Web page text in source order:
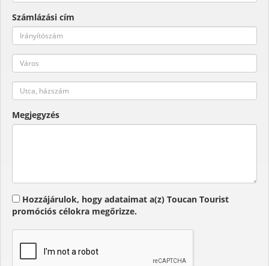
Számlázási cím
Megjegyzés
Hozzájárulok, hogy adataimat a(z) Toucan Tourist
promóciós célokra megőrizze.